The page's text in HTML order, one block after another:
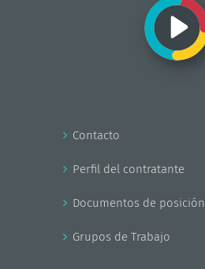
Contacto
Perfil del contratante
Documentos de posición
Grupos de Trabajo